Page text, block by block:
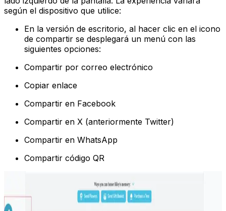
según el dispositivo que utilice:
En la versión de escritorio, al hacer clic en el icono
de compartir se desplegará un menú con las
siguientes opciones:
Compartir por correo electrónico
Copiar enlace
Compartir en Facebook
Compartir en X (anteriormente Twitter)
Compartir en WhatsApp
Compartir código QR